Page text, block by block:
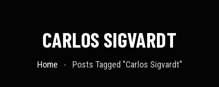
CARLOS SIGVARDT
Home Posts Tagged "Carlos Sigvardt"